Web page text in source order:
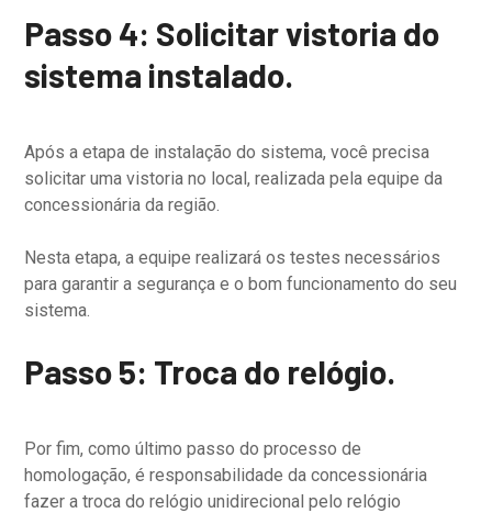
Passo 4: Solicitar vistoria do
sistema instalado.
Após a etapa de instalação do sistema, você precisa
solicitar uma vistoria no local, realizada pela equipe da
concessionária da região.
Nesta etapa, a equipe realizará os testes necessários
para garantir a segurança e o bom funcionamento do seu
sistema.
Passo 5: Troca do relógio.
Por fim, como último passo do processo de
homologação, é responsabilidade da concessionária
fazer a troca do relógio unidirecional pelo relógio